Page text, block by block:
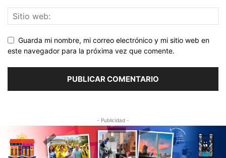
Guarda mi nombre, mi correo electrónico y mi sitio web en
este navegador para la próxima vez que comente.
- Publicidad -